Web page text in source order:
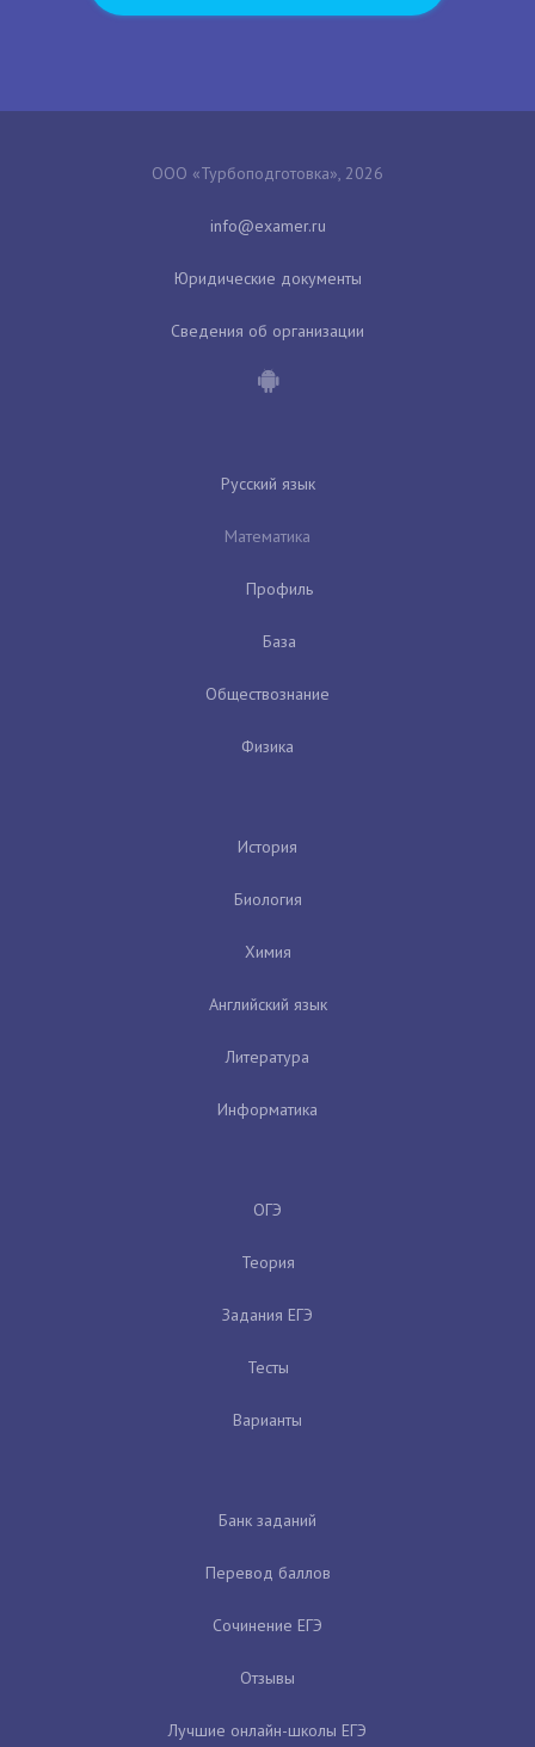
ООО «Турбоподготовка», 2026
Юридические документы
Сведения об организации
Русский язык
Математика
Профиль
База
Обществознание
Физика
История
Биология
Химия
Английский язык
Литература
Информатика
ОГЭ
Теория
Задания ЕГЭ
Тесты
Варианты
Банк заданий
Перевод баллов
Сочинение ЕГЭ
Отзывы
Лучшие онлайн-школы ЕГЭ